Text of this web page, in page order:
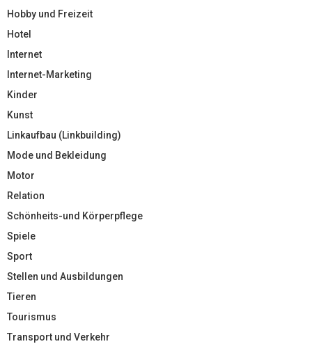
Hobby und Freizeit
Hotel
Internet
Internet-Marketing
Kinder
Kunst
Linkaufbau (Linkbuilding)
Mode und Bekleidung
Motor
Relation
Schönheits-und Körperpflege
Spiele
Sport
Stellen und Ausbildungen
Tieren
Tourismus
Transport und Verkehr